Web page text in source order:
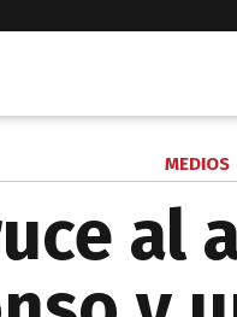
MEDIOS
al